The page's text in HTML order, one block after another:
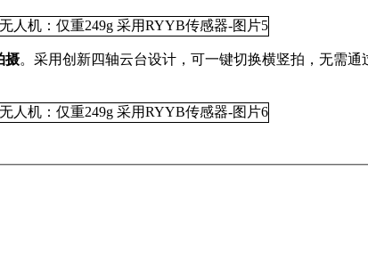
摄。采用创新四轴云台设计，可一键切换横竖拍，无需